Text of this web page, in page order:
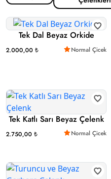
Tek Dal Beyaz Orkide
2.000,00 ₺ Normal Çicek
Tek Katlı Sarı Beyaz Çelenk
2.750,00 ₺ Normal Çicek